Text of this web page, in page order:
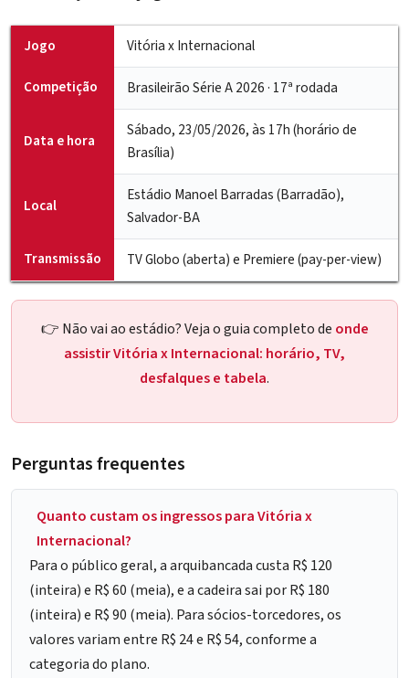
Jogo Vitória x Internacional
Competição Brasileirão Série A 2026 · 17ª rodada
Data e hora
Sábado, 23/05/2026, às 17h (horário de
Brasília)
Local
Estádio Manoel Barradas (Barradão),
Salvador-BA
Transmissão TV Globo (aberta) e Premiere (pay-per-view)
👉 Não vai ao estádio? Veja o guia completo de onde
assistir Vitória x Internacional: horário, TV,
desfalques e tabela.
Perguntas frequentes
Quanto custam os ingressos para Vitória x
Internacional?
Para o público geral, a arquibancada custa R$ 120
(inteira) e R$ 60 (meia), e a cadeira sai por R$ 180
(inteira) e R$ 90 (meia). Para sócios-torcedores, os
valores variam entre R$ 24 e R$ 54, conforme a
categoria do plano.